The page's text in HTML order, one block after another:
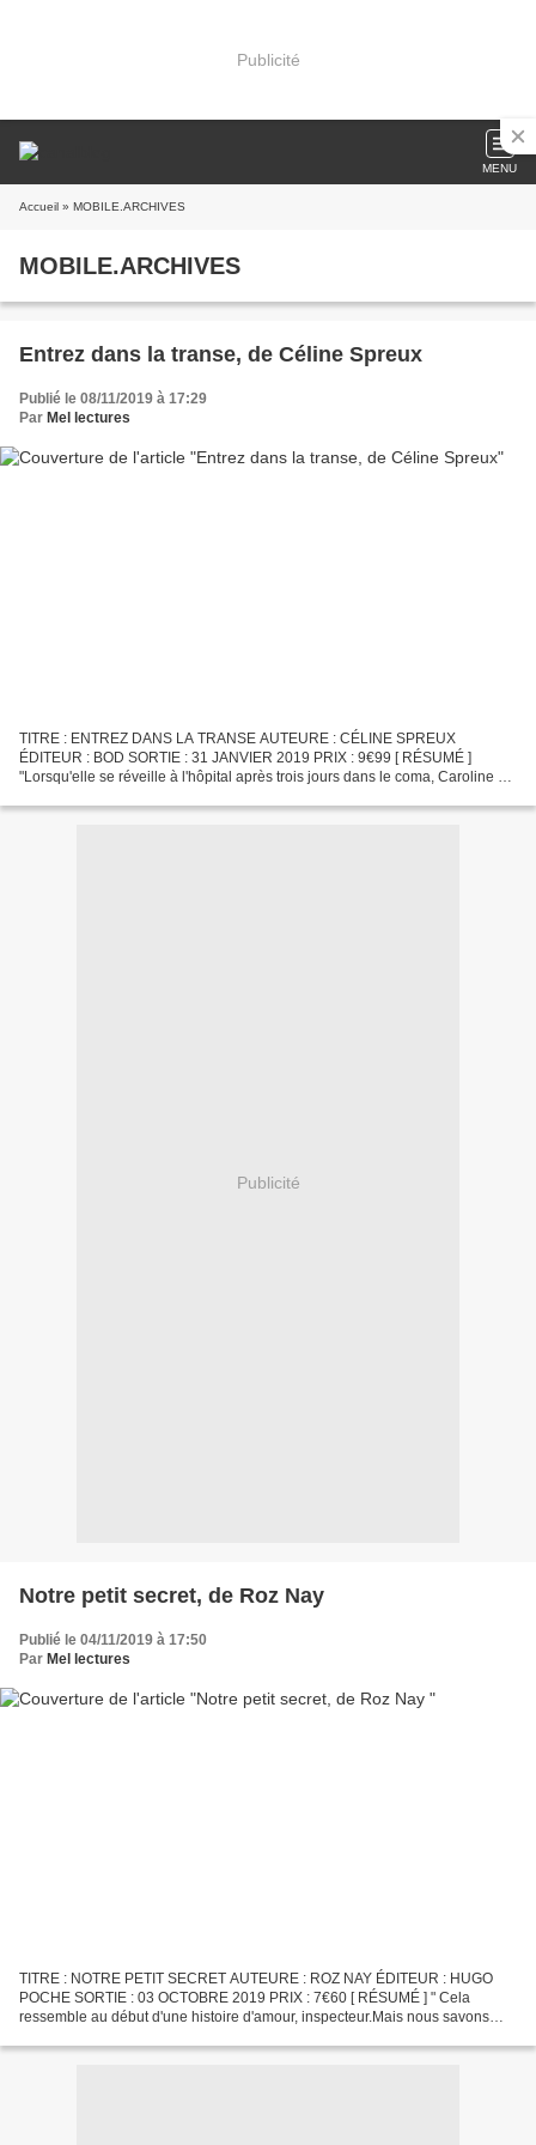
Publicité
MENU
Accueil » MOBILE.ARCHIVES
MOBILE.ARCHIVES
Entrez dans la transe, de Céline Spreux
Publié le 08/11/2019 à 17:29
Par Mel lectures
TITRE : ENTREZ DANS LA TRANSE AUTEURE : CÉLINE SPREUX
ÉDITEUR : BOD SORTIE : 31 JANVIER 2019 PRIX : 9€99 [ RÉSUMÉ ]
"Lorsqu'elle se réveille à l'hôpital après trois jours dans le coma, Caroline n'a
Publicité
Notre petit secret, de Roz Nay
Publié le 04/11/2019 à 17:50
Par Mel lectures
TITRE : NOTRE PETIT SECRET AUTEURE : ROZ NAY ÉDITEUR : HUGO
POCHE SORTIE : 03 OCTOBRE 2019 PRIX : 7€60 [ RÉSUMÉ ] " Cela
ressemble au début d'une histoire d'amour, inspecteur.Mais nous savons